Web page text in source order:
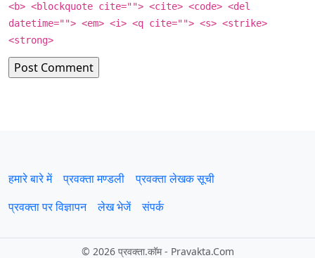
<b> <blockquote cite=""> <cite> <code> <del
datetime=""> <em> <i> <q cite=""> <s> <strike>
<strong>
हमारे बारे में प्रवक्‍ता मण्डली
प्रवक्ता लेखक सूची
प्रवक्ता पर विज्ञापन
लेख भेजें संपर्क
© 2026 प्रवक्‍ता.कॉम - Pravakta.Com